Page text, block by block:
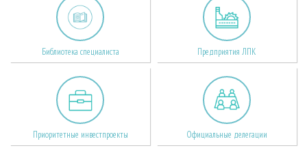
Библиотека специалиста Предприятия ЛПК
Приоритетные инвестпроекты Официальные делегации